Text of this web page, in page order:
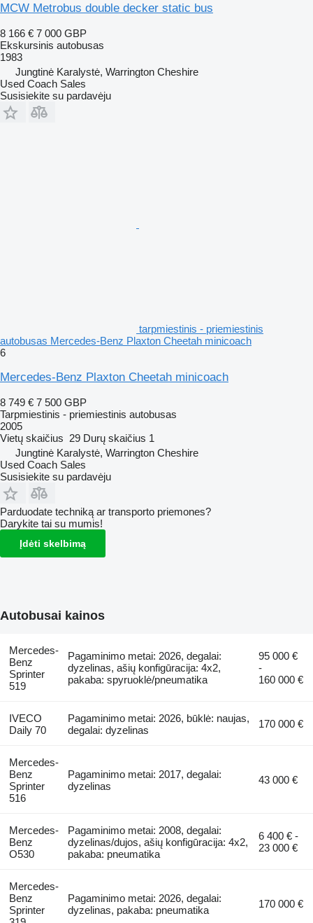
MCW Metrobus double decker static bus
8 166 € 7 000 GBP
Ekskursinis autobusas
1983
Jungtinė Karalystė, Warrington Cheshire
Used Coach Sales
Susisiekite su pardavėju
tarpmiestinis - priemiestinis
autobusas Mercedes-Benz Plaxton Cheetah minicoach
6
Mercedes-Benz Plaxton Cheetah minicoach
8 749 € 7 500 GBP
Tarpmiestinis - priemiestinis autobusas
2005
Vietų skaičius 29 Durų skaičius 1
Jungtinė Karalystė, Warrington Cheshire
Used Coach Sales
Susisiekite su pardavėju
Parduodate techniką ar transporto priemones?
Darykite tai su mumis!
Įdėti skelbimą
Autobusai kainos
Mercedes-
Benz
Sprinter
519
Pagaminimo metai: 2026, degalai:
dyzelinas, ašių konfigūracija: 4x2,
pakaba: spyruoklė/pneumatika
95 000 €
-
160 000 €
IVECO
Daily 70
Pagaminimo metai: 2026, būklė: naujas,
degalai: dyzelinas
170 000 €
Mercedes-
Benz
Sprinter
516
Pagaminimo metai: 2017, degalai:
dyzelinas
43 000 €
Mercedes-
Benz
O530
Pagaminimo metai: 2008, degalai:
dyzelinas/dujos, ašių konfigūracija: 4x2,
pakaba: pneumatika
6 400 € -
23 000 €
Mercedes-
Benz
Sprinter
Pagaminimo metai: 2026, degalai:
dyzelinas, pakaba: pneumatika
170 000 €